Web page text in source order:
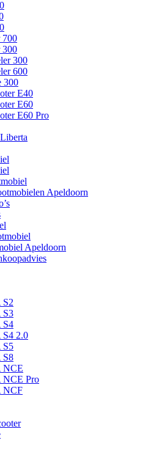
700
300
300
600
300
E40
E60
E60 Pro
Apeldoorn
Apeldoorn
S2
S3
S4
2.0
S5
S8
NCE
NCE Pro
NCF